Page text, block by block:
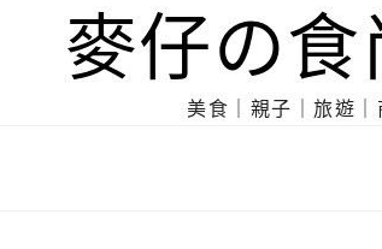
麥仔の食
美食｜親子｜旅遊｜